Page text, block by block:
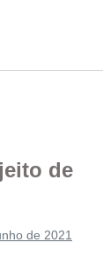
de
de 2021